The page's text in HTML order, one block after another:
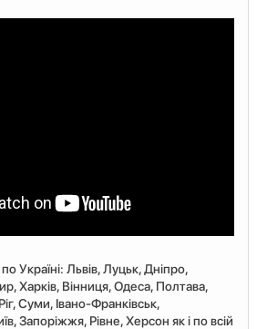
Україні: Львiв, Луцьк, Дніпро,
Харків, Вінниця, Одеса, Полтава,
Суми, Івано-Франківськ,
Запоріжжя, Рівне, Херсон як і по всій